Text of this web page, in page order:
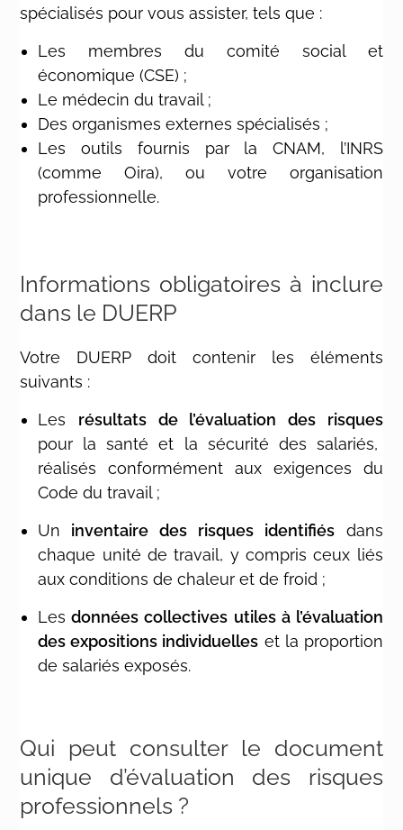
spécialisés pour vous assister, tels que :
Les membres du comité social et
économique (CSE) ;
Le médecin du travail ;
Des organismes externes spécialisés ;
Les outils fournis par la CNAM, l’INRS
(comme Oira), ou votre organisation
professionnelle.
Informations obligatoires à inclure
dans le DUERP
Votre DUERP doit contenir les éléments
suivants :
Les résultats de l’évaluation des risques
pour la santé et la sécurité des salariés,
réalisés conformément aux exigences du
Code du travail ;
Un inventaire des risques identifiésdans
chaque unité de travail, y compris ceux liés
aux conditions de chaleur et de froid ;
Les données collectives utilesà l’évaluation
des expositions individuelles et la proportion
de salariés exposés.
Qui peut consulter le document
unique d’évaluation des risques
professionnels ?